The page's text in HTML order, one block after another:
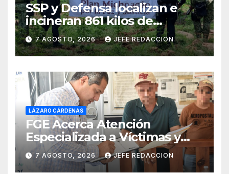
SSP y Defensa localizan e
incineran 861 kilos de
marihuana en Huetamo
7 AGOSTO, 2026 JEFE REDACCION
LÁZARO CÁRDENAS
FGE Acerca Atención
Especializada a Víctimas y
Ciudadanía de Coalcomán
7 AGOSTO, 2026 JEFE REDACCION